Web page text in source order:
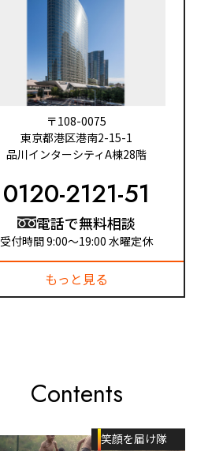
〒108-0075
東京都港区港南2-15-1
品川インターシティA棟28階
0120-2121-51
電話で無料相談
受付時間 9:00〜19:00 水曜定休
もっと見る
Contents
笑顔を届け隊